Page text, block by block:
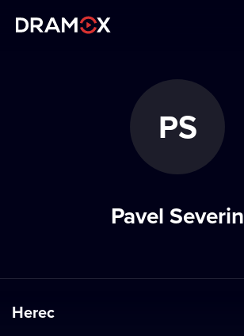
PS
Pavel Severin
Herec